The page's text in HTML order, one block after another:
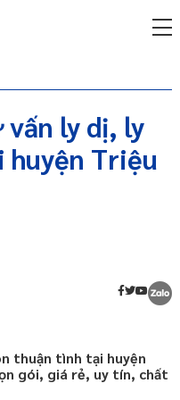
ly dị, ly
Triệu
thuận tình tại huyện
gói, giá rẻ, uy tín, chất
hôn là gì?
hôn thuận tình
gì?
quyết yêu cầu công nhận
LƯU Ý khi ly hôn thuận tình